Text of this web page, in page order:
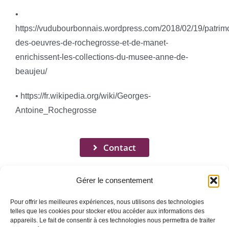
Gérer le consentement
Pour offrir les meilleures expériences, nous utilisons des technologies
telles que les cookies pour stocker et/ou accéder aux informations des
appareils. Le fait de consentir à ces technologies nous permettra de traiter
•
https://vudubourbonnais.wordpress.com/2018/02/19/
des-oeuvres-de-rochegrosse-et-de-manet-
enrichissent-les-collections-du-musee-anne-de-
beaujeu/
• https://fr.wikipedia.org/wiki/Georges-
Antoine_Rochegrosse
Contact